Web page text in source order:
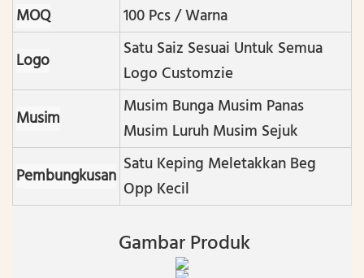
MOQ
100 Pcs / Warna
Logo
Satu Saiz Sesuai Untuk Semua
Logo Customzie
Musim
Musim Bunga Musim Panas
Musim Luruh Musim Sejuk
Pembungkusan Satu Keping Meletakkan Beg
Opp Kecil
Gambar Produk